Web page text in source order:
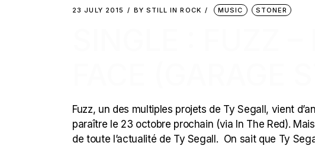
23 JULY 2015 BY STILL IN ROCK MUSIC STONER
Fuzz, un des multiples projets de Ty Segall, vient
paraître le 23 octobre prochain (via In The Red).
de toute l’actualité de Ty Segall. On sait que Ty